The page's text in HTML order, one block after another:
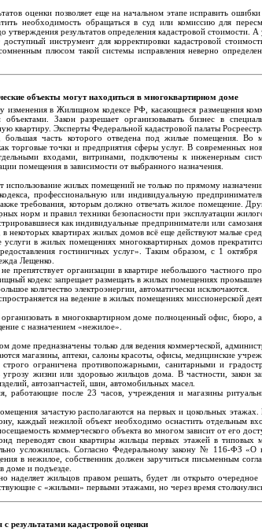
оценки позволяет еще на начальном этапе исправить
необходимость обращаться в суд или комиссию для
утверждения результатов определения кадастровой
инструмент для корректировки кадастровой
плюсом такой системы исправления неверно
объекты могут находиться в многоквартирном доме
изменения в Жилищном кодексе РФ, касающиеся размещения
Закон разрешает организовывать бизнес в
квартиру. Эксперты Федеральной кадастровой палаты
часть которого отведена под жилые помещения. Во
торговые точки и предприятия сферы услуг. В современных
входами, витринами, подключены к инженерным
помещения в зависимости от выбранного назначения.
использование жилых помещений не только по прямому
профессиональную или индивидуальную
требования, которым должно отвечать жилое помещение.
норм и правил техники безопасности при эксплуатации
как индивидуальные предприниматели или
некоторых квартирах жилых домов всё еще действуют малые
услуги в жилых помещениях многоквартирных домов
гостиничных услуг». Таким образом, с 1
Лещенко.
препятствует организации в квартире небольшого частного
кодекс запрещает размещать в жилых помещениях
количество электроэнергии, автоматически исключаются.
на ведение в жилых помещениях миссионерской
в многоквартирном доме полноценный офис,
с назначением «нежилое».
предназначены только для ведения коммерческой,
магазины, аптеки, салоны красоты, офисы, медицинские
ограничена противопожарными, санитарными и
жизни или здоровью жильцов дома. В частности, закон
автозапчастей, шин, автомобильных масел.
работающие после 23 часов, учреждения и магазины
зачастую располагаются на первых и цокольных
каждый нежилой объект необходимо оснастить отдельным
коммерческого объекта во многом зависит от его
переводят свои квартиры жильцы первых этажей в типовых
усложнилась. Согласно Федеральному закону № 116-ФЗ
в нежилое, собственник должен заручиться письменным
и подъезде.
наделяет жильцов правом решать, будет ли открыто
с «жилыми» первыми этажами, но через время
с результатами кадастровой оценки